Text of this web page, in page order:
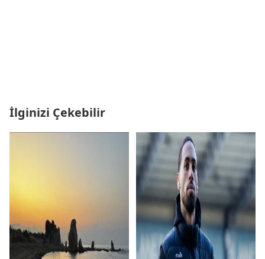
İlginizi Çekebilir